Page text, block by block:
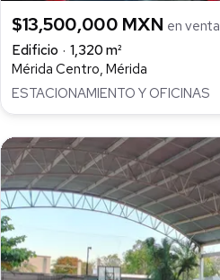
$13,500,000 MXN en venta
Edificio
1,320 m²
Mérida Centro, Mérida
ESTACIONAMIENTO Y OFICINAS